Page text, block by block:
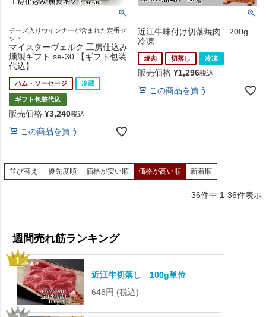
チーズ入りウインナーが含まれた定番セ
ット
マイスターヴェルク 工房仕込み
燻製ギフト se-30 【ギフト包装
代込】
ハム・ソーセージ 冷蔵
ギフト包装代込
販売価格 ¥3,240税込
この商品を買う
近江牛味付け切落焼肉 200g
冷凍
焼肉 切落し 冷凍
販売価格 ¥1,296税込
この商品を買う
並び替え 優先度順 価格が安い順 価格が高い順 新着順
36件中 1-36件表示
近江牛切落し 100g単位
648円 (税込)